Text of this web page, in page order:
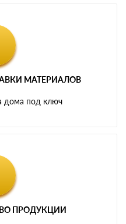
МАТЕРИАЛОВ
дома под ключ
ПРОДУКЦИИ